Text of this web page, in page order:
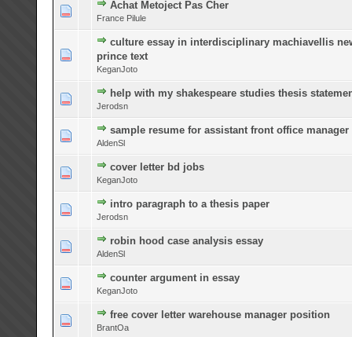
Achat Metoject Pas Cher
France Pilule
0 Bewertung(en) - 0 von 5 durchschnittlich
12345
culture essay in interdisciplinary machiavellis
prince text
KeganJoto
0 Bewertung(en) - 0 von 5 durchschnittlich
123
help with my shakespeare studies thesis
Jerodsn
0 Bewertung(en) - 0 von 5 durchschnittlich
1234 5
sample resume for assistant front office manager
AldenSl
0 Bewertung(en) - 0 von 5 durchschnittlich
123 45
cover letter bd jobs
KeganJoto
0 Bewertung(en) - 0 von 5 durchschnittlich
1 2345
intro paragraph to a thesis paper
Jerodsn
0 Bewertung(en) - 0 von 5 durchschnittlich
1 2345
robin hood case analysis essay
AldenSl
0 Bewertung(en) - 0 von 5 durchschnittlich
1 2345
counter argument in essay
KeganJoto
0 Bewertung(en) - 0 von 5 durchschnittlich
123 45
free cover letter warehouse manager position
BrantOa
0 Bewertung(en) - 0 von 5 durchschnittlich
12345